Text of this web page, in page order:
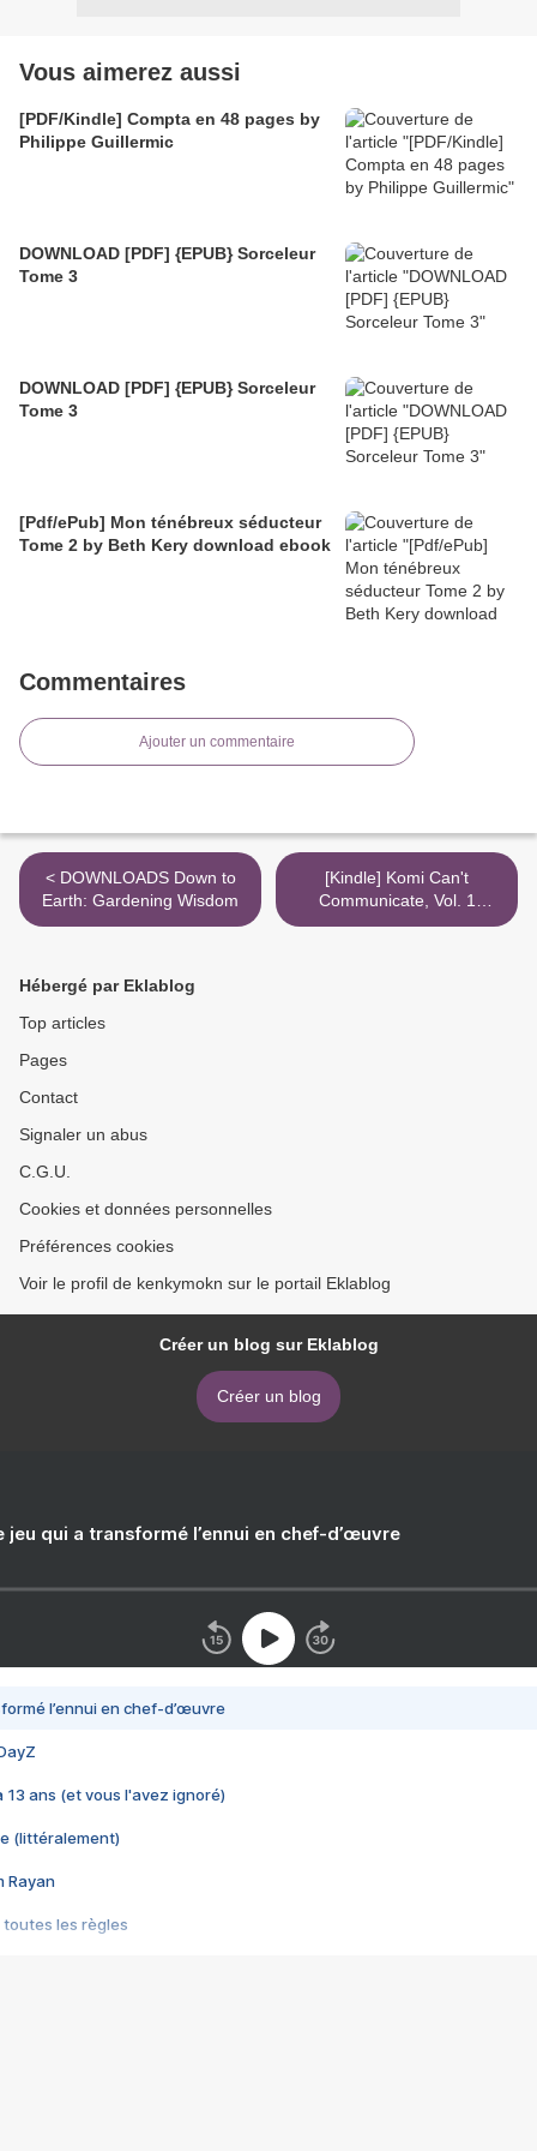
Vous aimerez aussi
[PDF/Kindle] Compta en 48 pages by
Philippe Guillermic
DOWNLOAD [PDF] {EPUB} Sorceleur
Tome 3
DOWNLOAD [PDF] {EPUB} Sorceleur
Tome 3
[Pdf/ePub] Mon ténébreux séducteur
Tome 2 by Beth Kery download ebook
Commentaires
Ajouter un commentaire
< DOWNLOADS Down to
Earth: Gardening Wisdom
[Kindle] Komi Can't
Communicate, Vol. 1
download >
Hébergé par Eklablog
Top articles
Pages
Contact
Signaler un abus
C.G.U.
Cookies et données personnelles
Préférences cookies
Voir le profil de kenkymokn sur le portail Eklablog
Créer un blog sur Eklablog
Créer un blog
jeu qui a transformé l’ennui en chef-d’œuvre
l’ennui en chef-d’œuvre
13 ans (et vous l'avez ignoré)
(littéralement)
Rayan
toutes les règles